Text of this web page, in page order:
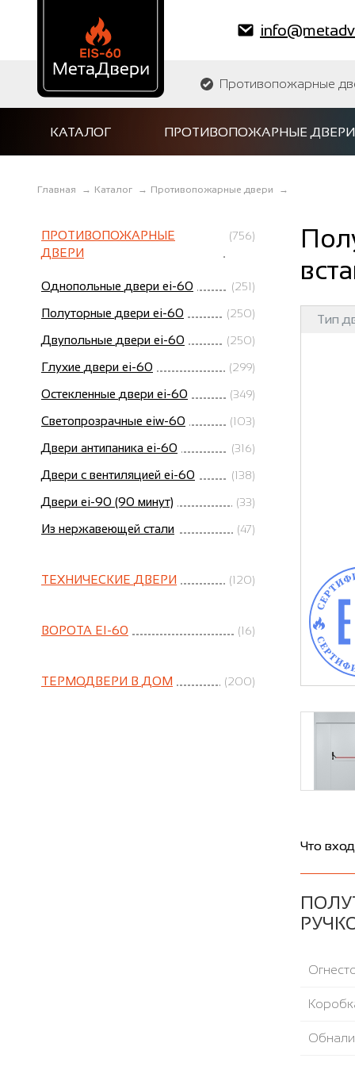
Противопожарные
КАТАЛОГ ПРОТИВОПОЖАРНЫЕ ДВЕРИ
Главная → Каталог → Противопожарные двери →
ПРОТИВОПОЖАРНЫЕ
ДВЕРИ
(756)
Однопольные двери ei-60 (251)
Полуторные двери ei-60 (250)
Двупольные двери ei-60 (250)
Глухие двери ei-60 (299)
Остекленные двери ei-60 (349)
Светопрозрачные eiw-60 (103)
Двери антипаника ei-60 (316)
Двери с вентиляцией ei-60 (138)
Двери ei-90 (90 минут) (33)
Из нержавеющей стали (47)
ТЕХНИЧЕСКИЕ ДВЕРИ (120)
ВОРОТА EI-60 (16)
ТЕРМОДВЕРИ В ДОМ (200)
Тип
Что